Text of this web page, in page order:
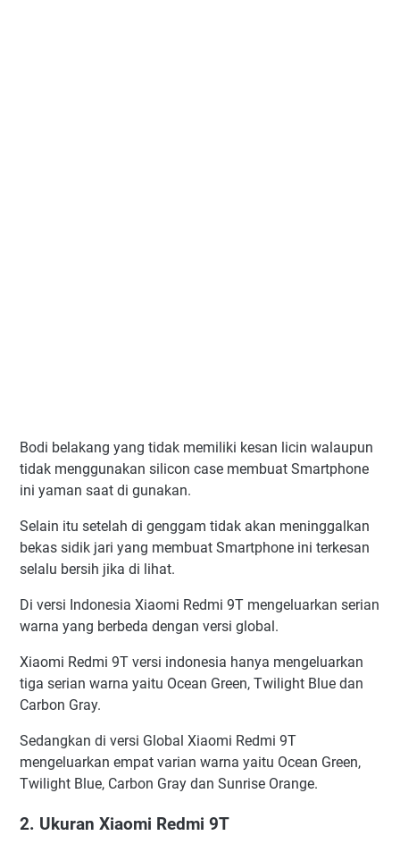
Bodi belakang yang tidak memiliki kesan licin walaupun
tidak menggunakan silicon case membuat Smartphone
ini yaman saat di gunakan.
Selain itu setelah di genggam tidak akan meninggalkan
bekas sidik jari yang membuat Smartphone ini terkesan
selalu bersih jika di lihat.
Di versi Indonesia Xiaomi Redmi 9T mengeluarkan serian
warna yang berbeda dengan versi global.
Xiaomi Redmi 9T versi indonesia hanya mengeluarkan
tiga serian warna yaitu Ocean Green, Twilight Blue dan
Carbon Gray.
Sedangkan di versi Global Xiaomi Redmi 9T
mengeluarkan empat varian warna yaitu Ocean Green,
Twilight Blue, Carbon Gray dan Sunrise Orange.
2. Ukuran Xiaomi Redmi 9T